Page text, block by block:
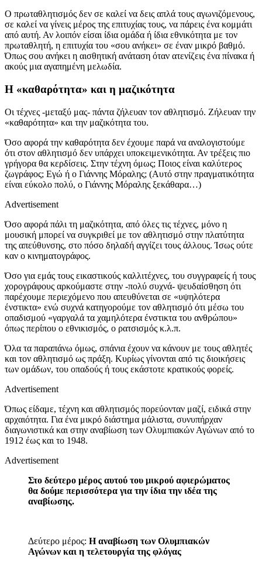
Ο πρωταθλητισμός δεν σε καλεί να δεις απλά τους αγωνιζόμενους,
σε καλεί να γίνεις μέρος της επιτυχίας τους, να πάρεις ένα κομμάτι
από αυτή. Αν λοιπόν είσαι ίδια ομάδα ή ίδια εθνικότητα με τον
πρωταθλητή, η επιτυχία του «σου ανήκει» σε έναν μικρό βαθμό.
Όπως σου ανήκει η αισθητική ανάταση όταν ατενίζεις ένα πίνακα ή
ακούς μια αγαπημένη μελωδία.
Η «καθαρότητα» και η μαζικότητα
Οι τέχνες -μεταξύ μας- πάντα ζήλευαν τον αθλητισμό. Ζήλευαν την
«καθαρότητα» και την μαζικότητα του.
Όσο αφορά την καθαρότητα δεν έχουμε παρά να αναλογιστούμε
ότι στον αθλητισμό δεν υπάρχει υποκειμενικότητα. Αν τρέξεις πιο
γρήγορα θα κερδίσεις. Στην τέχνη όμως; Ποιος είναι καλύτερος
ζωγράφος; Εγώ ή ο Γιάννης Μόραλης; (Αυτό στην πραγματικότητα
είναι εύκολο πολύ, ο Γιάννης Μόραλης ξεκάθαρα…)
Advertisement
Όσο αφορά πάλι τη μαζικότητα, από όλες τις τέχνες, μόνο η
μουσική μπορεί να συγκριθεί με τον αθλητισμό στην πλατύτητα
της απεύθυνσης, στο πόσο δηλαδή αγγίζει τους άλλους. Ίσως ούτε
καν ο κινηματογράφος.
Όσο για εμάς τους εικαστικούς καλλιτέχνες, του συγγραφείς ή τους
χορογράφους αρκούμαστε στην -πολύ συχνά- ψευδαίσθηση ότι
παρέχουμε περιεχόμενο που απευθύνεται σε «υψηλότερα
ένστικτα» ενώ συχνά κατηγορούμε τον αθλητισμό ότι μέσω του
οπαδισμού «γαργαλά τα χαμηλότερα ένστικτα του ανθρώπου»
όπως περίπου ο εθνικισμός, ο ρατσισμός κ.λ.π.
Όλα τα παραπάνω όμως, σπάνια έχουν να κάνουν με τους αθλητές
και τον αθλητισμό ως πράξη. Κυρίως γίνονται από τις διοικήσεις
των ομάδων, του οπαδούς ή τους εκάστοτε κρατικούς φορείς.
Advertisement
Όπως είδαμε, τέχνη και αθλητισμός πορεύονταν μαζί, ειδικά στην
αρχαιότητα. Για ένα μικρό διάστημα μάλιστα, συνυπήρχαν
διαγωνιστικά και στην αναβίωση των Ολυμπιακών Αγώνων από το
1912 έως και το 1948.
Advertisement
Στο δεύτερο μέρος αυτού του μικρού αφιερώματος
θα δούμε περισσότερα για την ίδια την ιδέα της
αναβίωσης.
Δεύτερο μέρος: Η αναβίωση των Ολυμπιακών
Αγώνων και η τελετουργία της φλόγας